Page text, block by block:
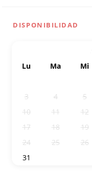
DISPONIBILIDAD
Lu
Ma Mi
3
4 5
10
11 12
17
18 19
24
25 26
31